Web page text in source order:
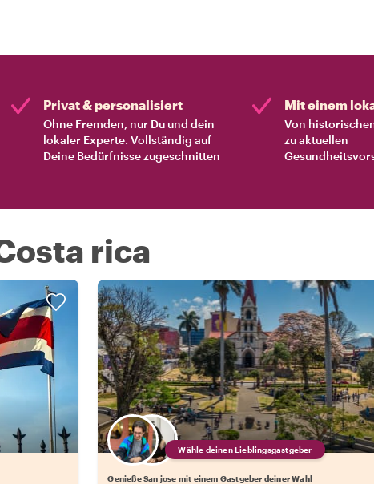
Privat & personalisiert
Ohne Fremden, nur Du und dein
lokaler Experte. Vollständig auf
Deine Bedürfnisse zugeschnitten
Mit einem
Von
zu aktuellen
rica
Wähle deinen Lieblingsgastgeber
Genieße San jose mit einem Gastgeber deiner Wahl